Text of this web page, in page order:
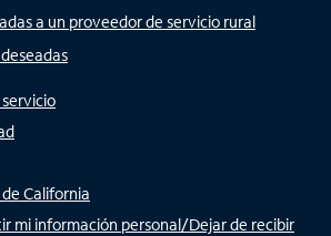
a un proveedor de servicio rural
California
mi información personal/Dejar de recibir